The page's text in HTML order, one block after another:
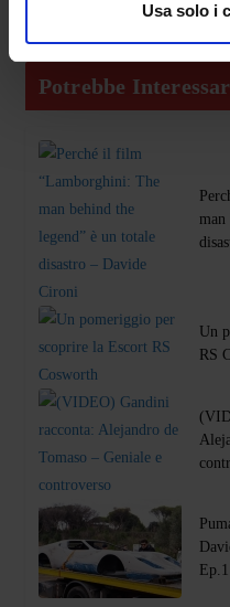
Usa solo i
Potrebbe
man
Un
RS